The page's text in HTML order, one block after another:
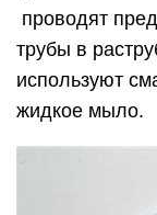
проводят
трубы в
используют
жидкое мыло.